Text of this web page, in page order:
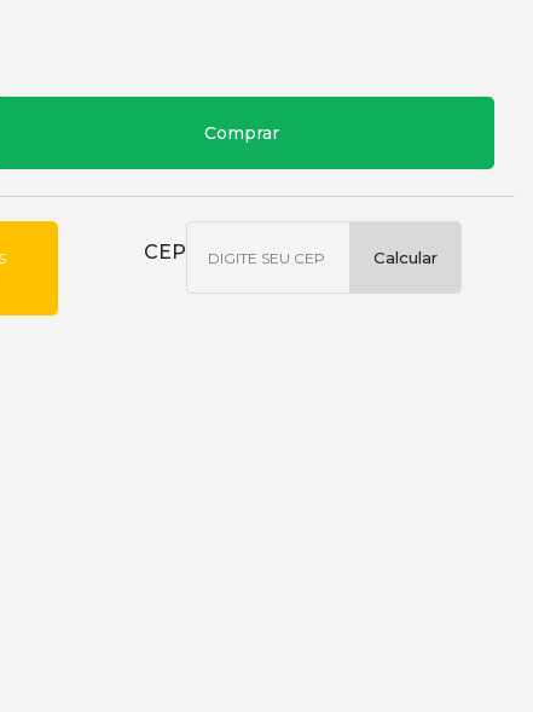
Comprar
CEP Calcular